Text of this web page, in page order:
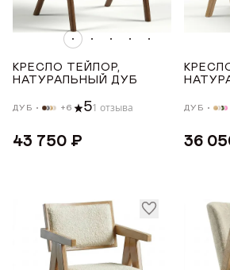
Награды
Телепроекты
Жесткий
СТРАНА ПРОИЗВОДСТВА
РОССИЯ
Светлый дуб с чёрной патиной
Светлый дуб
КРЕСЛО ТЕЙЛОР,
НАТУРАЛЬНЫЙ ДУБ
ДУБ +6 51 отзыва
43 750 ₽
ДУБ
36